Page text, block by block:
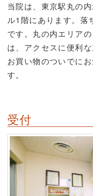
当院は、東京駅丸の
ル1階にあります。落
です。丸の内エリア
は、アクセスに便利
お買い物のついでに
す。
受付